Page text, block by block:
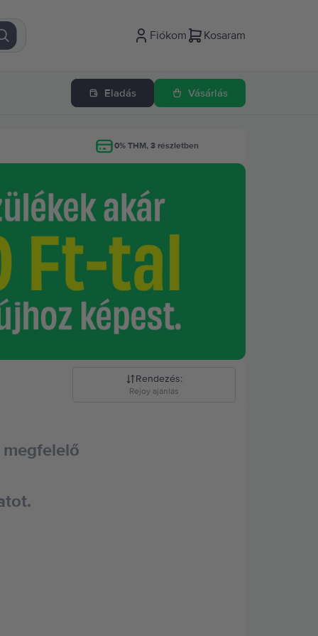
Fiókom Kosaram
Eladás Vásárlás
0% THM, 3 részletben
Rendezés:
Rejoy ajánlás
megfelelő